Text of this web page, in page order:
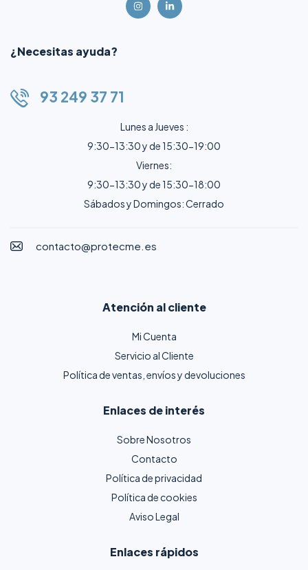
¿Necesitas ayuda?
93 249 37 71
Lunes a Jueves :
9:30-13:30 y de 15:30-19:00
Viernes:
9:30-13:30 y de 15:30-18:00
Sábados y Domingos: Cerrado
contacto@protecme.es
Atención al cliente
Mi Cuenta
Servicio al Cliente
Política de ventas, envíos y devoluciones
Enlaces de interés
Sobre Nosotros
Contacto
Política de privacidad
Política de cookies
Aviso Legal
Enlaces rápidos